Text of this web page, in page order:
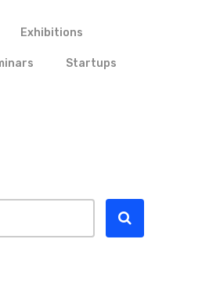
Exhibitions
Startups